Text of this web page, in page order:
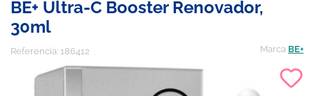
BE+ Ultra-C Booster Renovador,
30ml
Referencia: 186412 Marca BE+